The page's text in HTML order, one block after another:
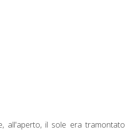
all'aperto, il sole era